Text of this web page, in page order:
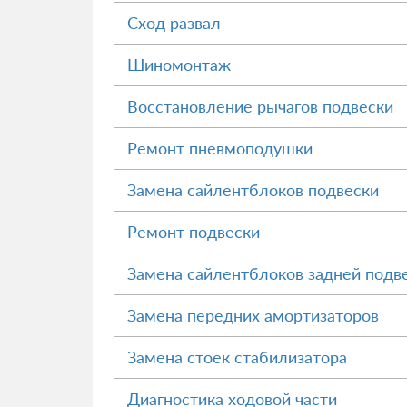
Сход развал
Шиномонтаж
Восстановление рычагов подвески
Ремонт пневмоподушки
Замена сайлентблоков подвески
Ремонт подвески
Замена сайлентблоков задней
Замена передних амортизаторов
Замена стоек стабилизатора
Диагностика ходовой части